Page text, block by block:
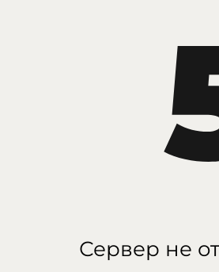
Сервер не